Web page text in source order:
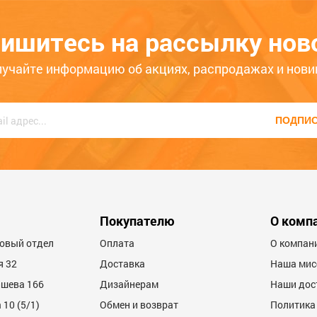
1688
ЦБ-00075172
на рассылку
информацию об акциях, распродажах и
отдел
32
166
10 (5/1)
Покупателю
Оплата
Доставка
Дизайнерам
Обмен и возврат
О
О
Наша
Наши